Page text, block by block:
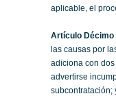
aplicable, el
Artículo Décimo
las causas por
adiciona con
advertirse
subcontratación;